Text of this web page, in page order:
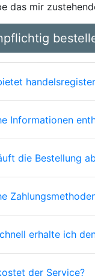
das mir
Informationen
die Bestellung
erhalte ich
der Service?